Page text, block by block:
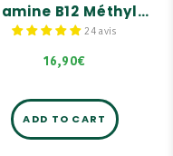
Vitamine B12 Méthylcobalamine + 1000 µg - 60 gélules
24 avis
16,90€
ADD TO CART